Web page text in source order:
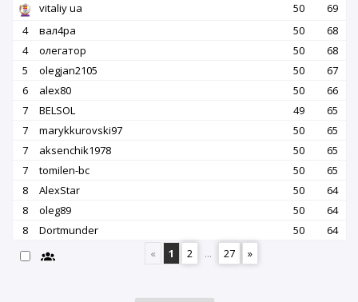
vitaliy ua
50
69
4
вал4ра 50
68
4
олегатор 50
68
5
olegjan2105 50
67
6
alex80 50
66
7
BELSOL 49
65
7
marykkurovski97 50
65
7
aksenchik1978 50
65
7
tomilen-bc 50
65
8
AlexStar 50
64
8
oleg89 50
64
8
Dortmunder 50
64
«
1 2 ... 27 »